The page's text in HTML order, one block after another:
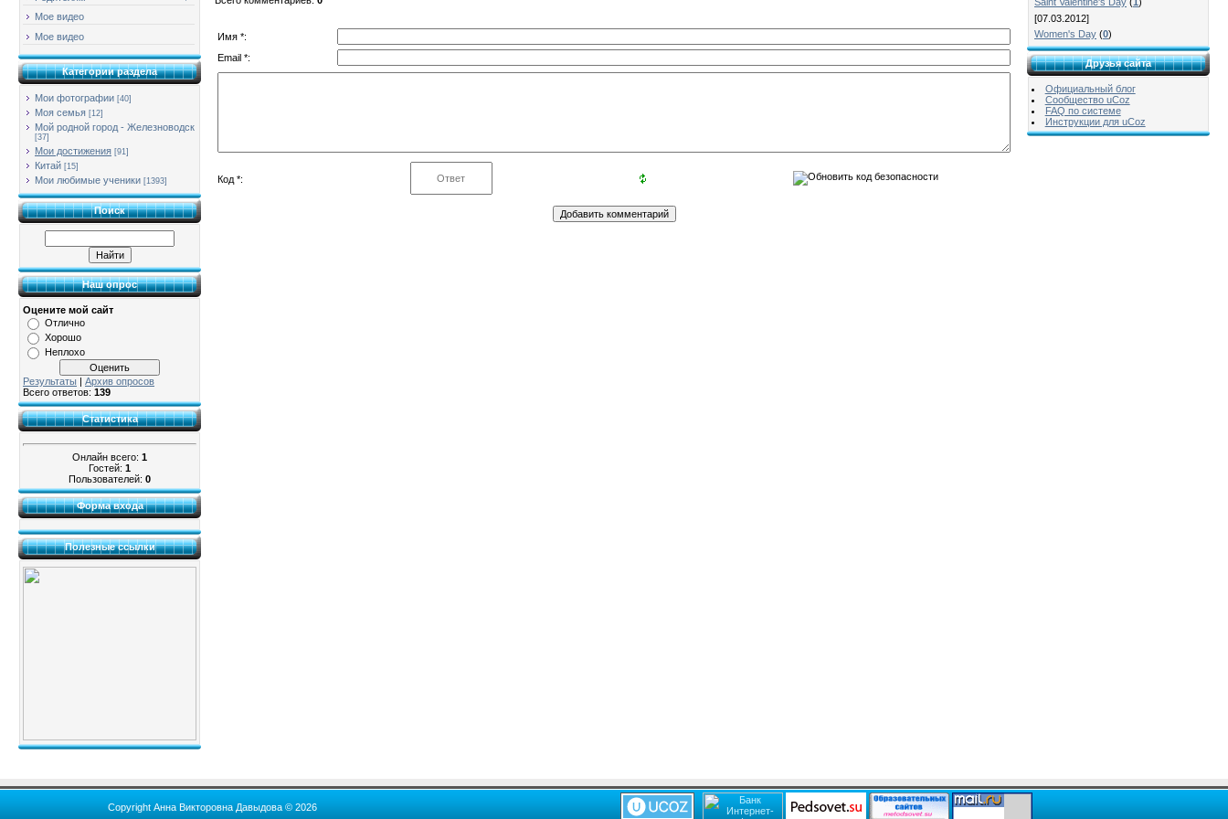
Мое видео
Мое видео
Категории раздела
Мои фотографии [40]
Моя семья [12]
Мой родной город - Железноводск
[37]
Мои достижения [91]
Китай [15]
Мои любимые ученики [1393]
Поиск
Наш опрос
Оцените мой сайт
Отлично
Хорошо
Неплохо
Результаты | Архив опросов
Всего ответов: 139
Статистика
Онлайн всего: 1
Гостей: 1
Пользователей: 0
Форма входа
Полезные ссылки
Имя *:
Email *:
Код *:
[07.03.2012]
Women's Day (0)
Друзья сайта
Официальный блог
Сообщество uCoz
FAQ по системе
Инструкции для uCoz
Copyright Анна Викторовна Давыдова © 2026